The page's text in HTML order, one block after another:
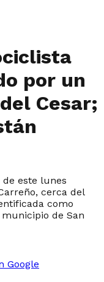
por un
Cesar;
este lunes
cerca del
como
de San
Google